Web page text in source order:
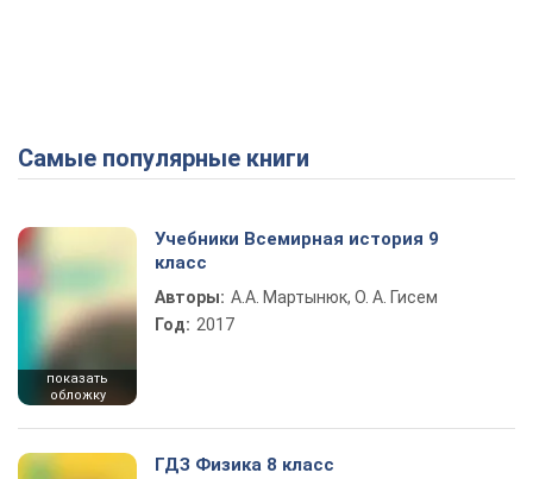
Самые популярные книги
показать
обложку
Учебники Всемирная история 9
класс
Авторы: А.А. Мартынюк, О. А. Гисем
Год: 2017
ГДЗ Физика 8 класс